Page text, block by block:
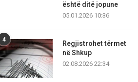
është ditë jopune
05.01.2026 10:36
4
Regjistrohet tërmet
në Shkup
02.08.2026 22:34